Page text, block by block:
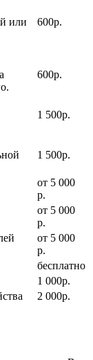
или
600р.
600р.
1 500р.
1 500р.
от 5 000
р.
от 5 000
р.
от 5 000
р.
бесплатно
1 000р.
2 000р.